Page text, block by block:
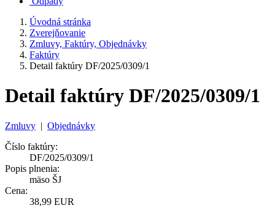
Úvodná stránka
Zverejňovanie
Zmluvy, Faktúry, Objednávky
Faktúry
Detail faktúry DF/2025/0309/1
Detail faktúry DF/2025/0309/1
Zmluvy | Objednávky
Číslo faktúry:
DF/2025/0309/1
Popis plnenia:
mäso ŠJ
Cena:
38,99 EUR